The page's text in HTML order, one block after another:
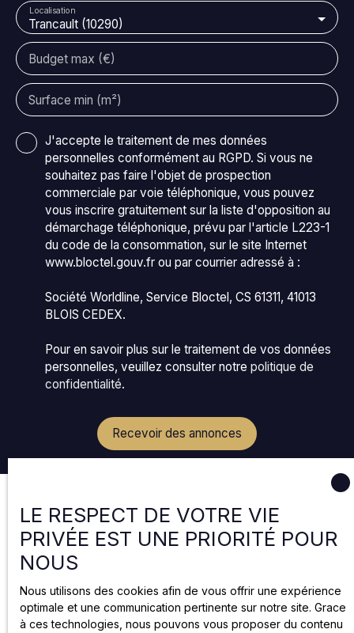
Trancault (10290)
Localisation
Budget max (€)
Surface min (m²)
J'accepte le traitement de mes données
personnelles conformément au RGPD. Si vous ne
souhaitez pas faire l'objet de prospection
commerciale par voie téléphonique, vous pouvez
vous inscrire gratuitement sur la liste d'opposition au
démarchage téléphonique, prévu par l'article L223-1
du code de la consommation, sur le site Internet
www.bloctel.gouv.fr ou par courrier adressé à :
Société Worldline, Service Bloctel, CS 61311, 41013
BLOIS CEDEX.
Pour en savoir plus sur le traitement de vos données
personnelles, veuillez consulter notre politique de
confidentialité.
Recevoir des annonces
LE RESPECT DE VOTRE VIE
PRIVÉE EST UNE PRIORITÉ POUR
NOUS
Nous utilisons des cookies afin de vous offrir une expérience
optimale et une communication pertinente sur notre site. Grace
à ces technologies, nous pouvons vous proposer du contenu